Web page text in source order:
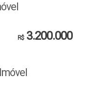
R$3.200.000